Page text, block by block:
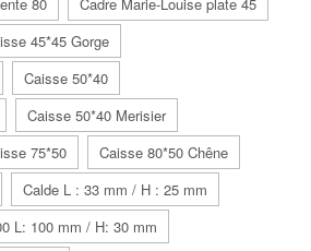
45*45 Gorge
Caisse 50*40
Caisse 50*40 Merisier
75*50
Caisse 80*50 Chêne
Calde L : 33 mm / H : 25 mm
L: 100 mm / H: 30 mm